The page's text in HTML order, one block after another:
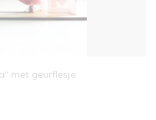
met geurflesje